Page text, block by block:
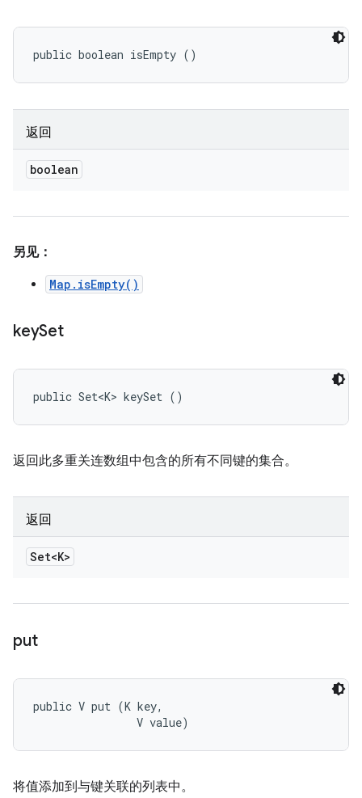
public boolean isEmpty ()
返回
boolean
另见：
Map.isEmpty()
keySet
public Set<K> keySet ()
返回此多重关连数组中包含的所有不同键的集合。
返回
Set<K>
put
public V put (K key,
                V value)
将值添加到与键关联的列表中。